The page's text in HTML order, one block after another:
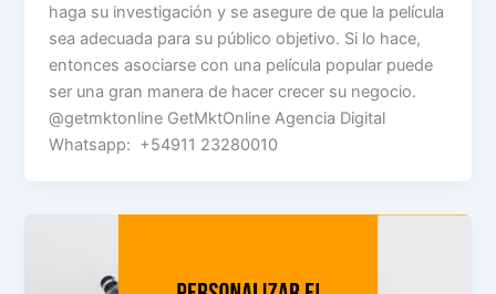
haga su investigación y se asegure de que la película
sea adecuada para su público objetivo. Si lo hace,
entonces asociarse con una película popular puede
ser una gran manera de hacer crecer su negocio.
@getmktonline GetMktOnline Agencia Digital
Whatsapp: +54911 23280010